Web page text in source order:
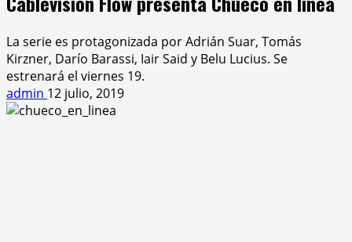
La serie es protagonizada por Adrián Suar, Tomás
Kirzner, Darío Barassi, Iair Said y Belu Lucius. Se
estrenará el viernes 19.
admin 12 julio, 2019